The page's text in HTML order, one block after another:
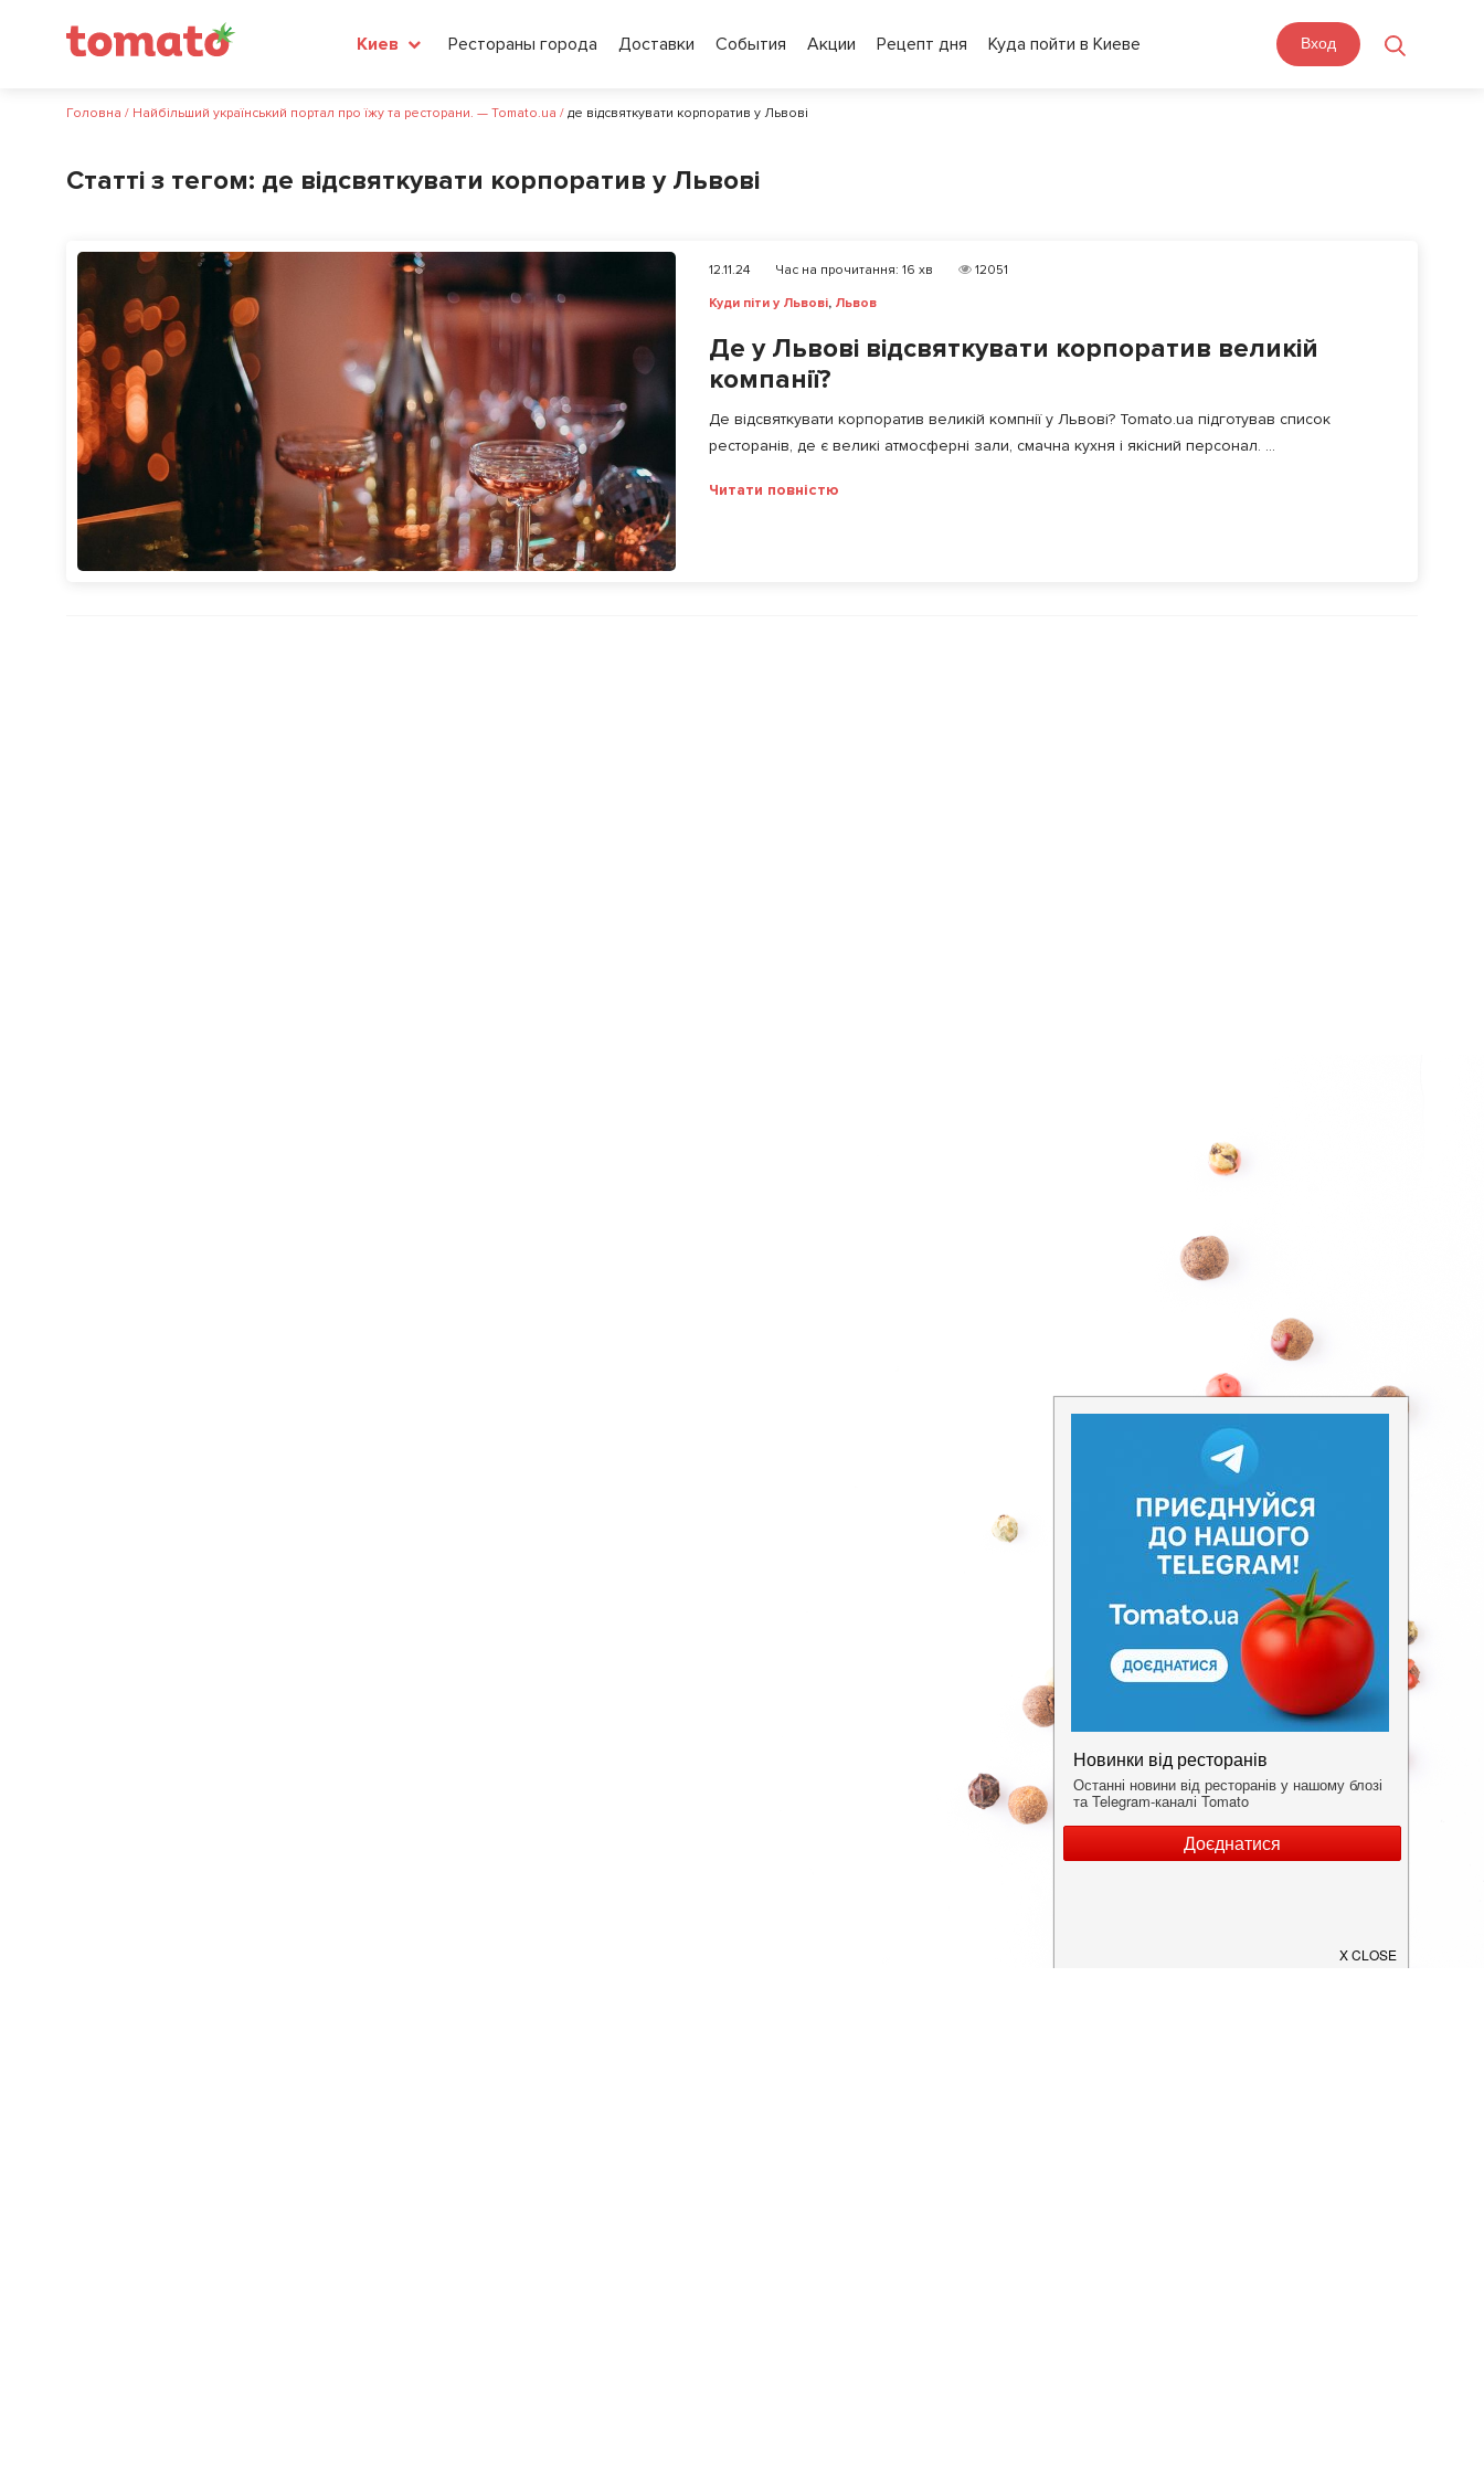
Киев Рестораны города Доставки События Акции Рецепт дня Куда пойти в Киеве Вход
Головна / Найбільший український портал про їжу та ресторани. — Tomato.ua / де відсвяткувати корпоратив у Львові
Статті з тегом: де відсвяткувати корпоратив у Львові
12.11.24 Час на прочитання: 16 хв
12051
Куди піти у Львові, Львов
Де у Львові відсвяткувати корпоратив великій
компанії?
Де відсвяткувати корпоратив великій компнії у Львові? Tomato.ua підготував список
ресторанів, де є великі атмосферні зали, смачна кухня і якісний персонал. ...
Читати повністю